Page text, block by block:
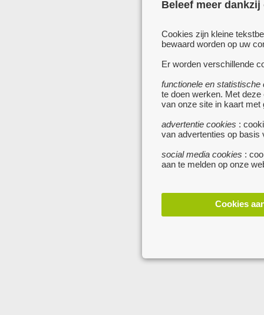
Beleef meer
Cookies zijn kleine
bewaard worden op uw
Er worden verschillende
functionele en statistische
te doen werken. Met
van onze site in kaart met
advertentie cookies :
van advertenties op basis
social media cookies :
aan te melden op onze
Cookies